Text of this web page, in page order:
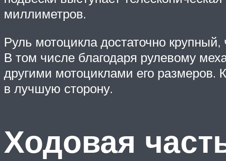
миллиметров.
Руль мотоцикла достаточно
В том числе благодаря рулевому
другими мотоциклами его размеров.
в лучшую сторону.
Ходовая